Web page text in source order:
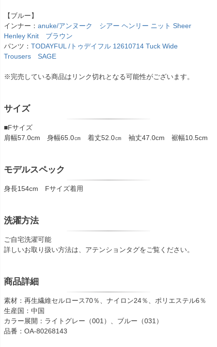
【ブルー】
インナー： anuke/アンヌーク シアー ヘンリー ニット Sheer
Henley Knit ブラウン
パンツ： TODAYFUL /トゥデイフル 12610714 Tuck Wide
Trousers SAGE
※完売している商品はリンク切れとなる可能性がございます。
サイズ
■Fサイズ
肩幅57.0cm 身幅65.0㎝ 着丈52.0㎝ 袖丈47.0cm 裾幅10.5cm
モデルスペック
身長154cm Fサイズ着用
洗濯方法
ご自宅洗濯可能
詳しいお取り扱い方法は、アテンションタグをご覧ください。
商品詳細
素材：再生繊維セルロース70％、ナイロン24％、ポリエステル6％
生産国：中国
カラー展開：ライトグレー（001）、ブルー（031）
品番：OA-80268143